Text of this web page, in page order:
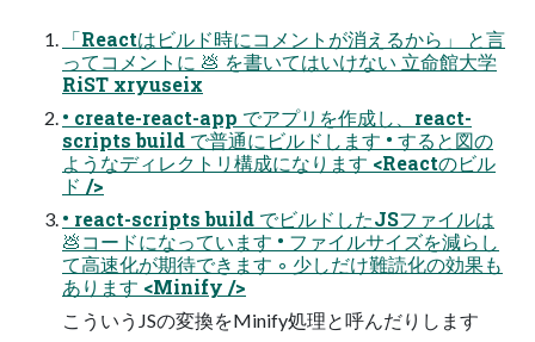
「Reactはビルド時にコメントが消えるから」 と⾔
ってコメントに 💩 を書いてはいけない ⽴命館⼤学
RiST xryuseix
• create-react-app でアプリを作成し、react-
scripts build で普通にビルドします • すると図の
ようなディレクトリ構成になります <Reactのビル
ド />
• react-scripts build でビルドしたJSファイルは
💩コードになっています • ファイルサイズを減らし
て⾼速化が期待できます ◦ 少しだけ難読化の効果も
あります <Minify />
こういうJSの変換をMinify処理と呼んだりします